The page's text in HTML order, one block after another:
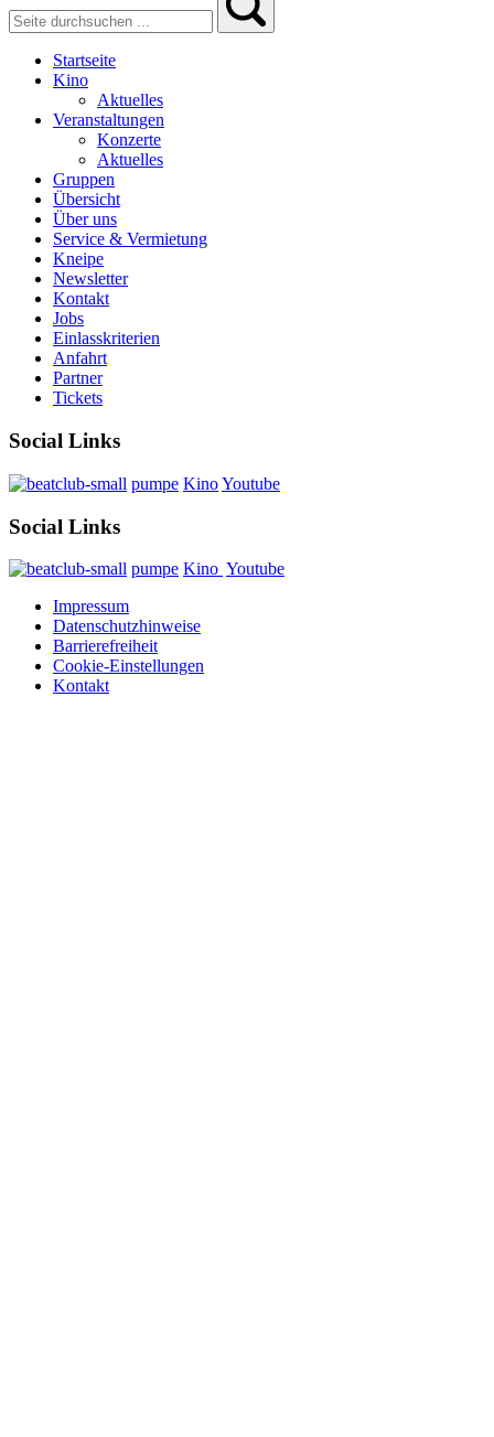
Startseite
Kino
Aktuelles
Veranstaltungen
Konzerte
Aktuelles
Gruppen
Übersicht
Über uns
Service & Vermietung
Kneipe
Newsletter
Kontakt
Jobs
Einlasskriterien
Anfahrt
Partner
Tickets
Social Links
pumpe KinoYoutube
Social Links
pumpe Kino Youtube
Impressum
Datenschutzhinweise
Barrierefreiheit
Cookie-Einstellungen
Kontakt